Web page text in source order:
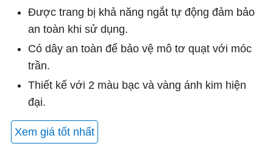
Được trang bị khả năng ngắt tự động đảm bảo
an toàn khi sử dụng.
Có dây an toàn để bảo vệ mô tơ quạt với móc
trần.
Thiết kế với 2 màu bạc và vàng ánh kim hiện
đại.
Xem giá tốt nhất